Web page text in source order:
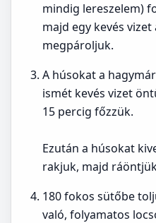
mindig lereszelem)
majd egy kevés
megpároljuk.
A húsokat a
ismét kevés vizet
15 percig főzzük.
Ezután a húsokat
rakjuk, majd
180 fokos sütőbe
való, folyamatos